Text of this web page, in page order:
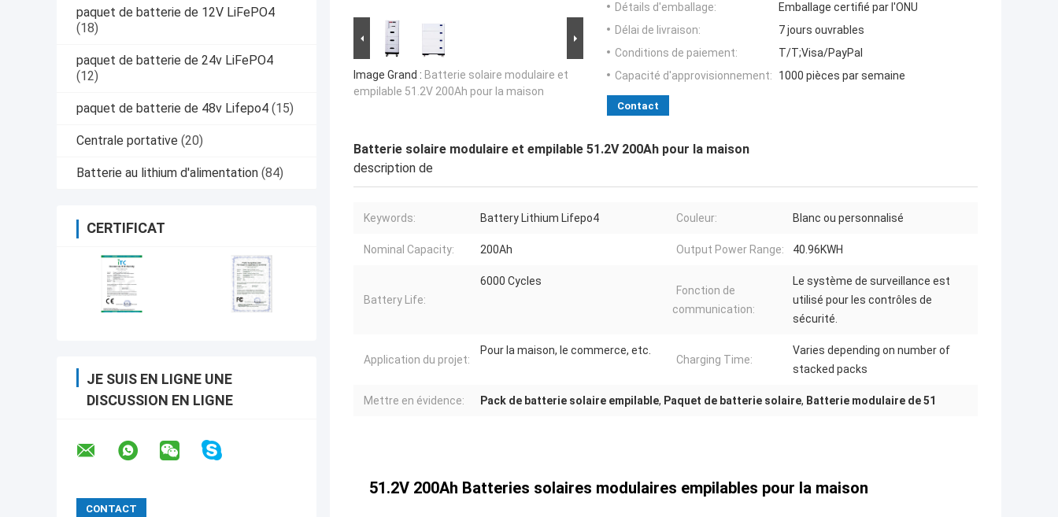
paquet de batterie de 12V LiFePO4
(18)
paquet de batterie de 24v LiFePO4
(12)
paquet de batterie de 48v Lifepo4 (15)
Centrale portative (20)
Batterie au lithium d'alimentation (84)
CERTIFICAT
JE SUIS EN LIGNE UNE
DISCUSSION EN LIGNE
Image Grand : Batterie solaire modulaire et
empilable 51.2V 200Ah pour la maison
Détails d'emballage:
Emballage certifié par l'ONU
Délai de livraison:
7 jours ouvrables
Conditions de paiement:
T/T;Visa/PayPal
Capacité d'approvisionnement:
1000 pièces par semaine
Contact
Batterie solaire modulaire et empilable 51.2V 200Ah pour la maison
description de
Keywords: Battery Lithium Lifepo4 Couleur: Blanc ou personnalisé
Nominal Capacity: 200Ah Output Power Range: 40.96KWH
Battery Life:
6000 Cycles
Fonction de
communication:
Le système de surveillance est
utilisé pour les contrôles de
sécurité.
Application du projet:
Pour la maison, le commerce, etc.
Charging Time:
Varies depending on number of
stacked packs
Mettre en évidence: Pack de batterie solaire empilable, Paquet de batterie solaire, Batterie modulaire de 51
51.2V 200Ah Batteries solaires modulaires empilables pour la maison